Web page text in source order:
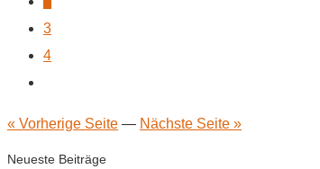
3
4
« Vorherige Seite — Nächste Seite »
Neueste Beiträge